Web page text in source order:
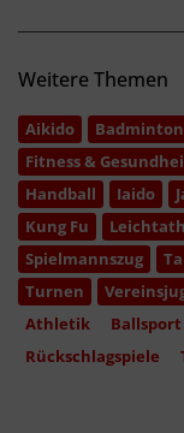
Weitere Themen
Aikido Badminton
Fitness &
Handball
Iaido
Kung Fu
Spielmannszug
Turnen
Athletik
Ballsport
Rückschlagspiele